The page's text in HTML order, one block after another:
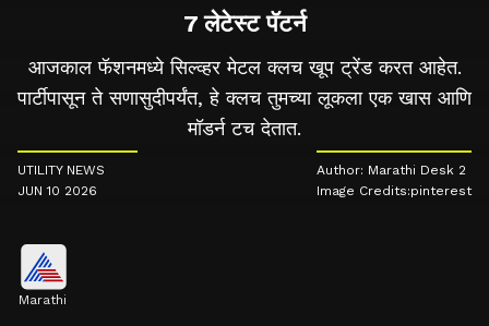
7 लेटेस्ट पॅटर्न
आजकाल फॅशनमध्ये सिल्व्हर मेटल क्लच खूप ट्रेंड करत आहेत.
पार्टीपासून ते सणासुदीपर्यंत, हे क्लच तुमच्या लूकला एक खास आणि
मॉडर्न टच देतात.
UTILITY NEWS
JUN 10 2026
Author: Marathi Desk 2
Image Credits:pinterest
Marathi